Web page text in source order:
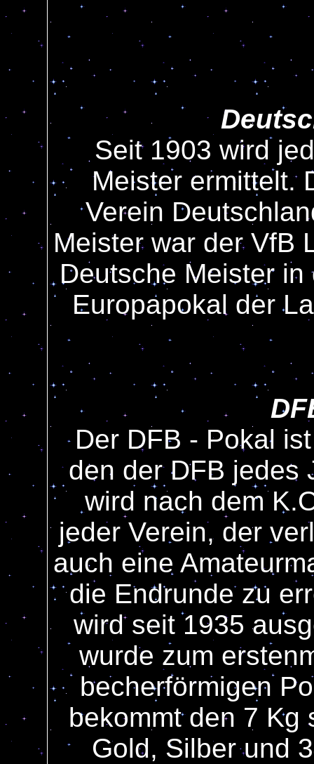
Seit 1903 wird
Meister ermittelt.
Verein
Meister war der VfB
Deutsche Meister
Europapokal der
Der DFB - Pokal
den der DFB jedes
wird nach dem
jeder Verein, der
auch eine
die Endrunde zu
wird seit 1935
wurde zum
becherförmigen
bekommt den 7 Kg
Gold, Silber und